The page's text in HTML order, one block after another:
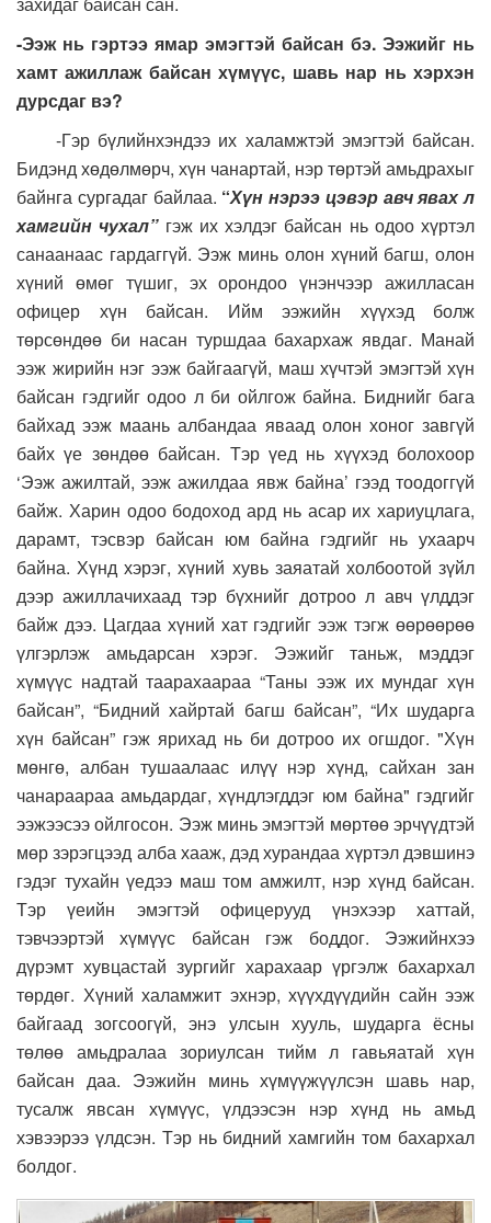
-Ээж нь гэртээ ямар эмэгтэй байсан бэ. Ээжийг нь
хамт ажиллаж байсан хүмүүс, шавь нар нь хэрхэн
дурсдаг вэ?
-Гэр бүлийнхэндээ их халамжтэй эмэгтэй байсан.
Бидэнд хөдөлмөрч, хүн чанартай, нэр төртэй амьдрахыг
байнга сургадаг байлаа. “Хүн нэрээ цэвэр авч явах л
хамгийн чухал” гэж их хэлдэг байсан нь одоо хүртэл
санаанаас гардаггүй. Ээж минь олон хүний багш, олон
хүний өмөг түшиг, эх орондоо үнэнчээр ажилласан
офицер хүн байсан. Ийм ээжийн хүүхэд болж
төрсөндөө би насан туршдаа бахархаж явдаг. Манай
ээж жирийн нэг ээж байгаагүй, маш хүчтэй эмэгтэй хүн
байсан гэдгийг одоо л би ойлгож байна. Биднийг бага
байхад ээж маань албандаа яваад олон хоног завгүй
байх үе зөндөө байсан. Тэр үед нь хүүхэд болохоор
‘Ээж ажилтай, ээж ажилдаа явж байна’ гээд тоодоггүй
байж. Харин одоо бодоход ард нь асар их хариуцлага,
дарамт, тэсвэр байсан юм байна гэдгийг нь ухаарч
байна. Хүнд хэрэг, хүний хувь заяатай холбоотой зүйл
дээр ажиллачихаад тэр бүхнийг дотроо л авч үлддэг
байж дээ. Цагдаа хүний хат гэдгийг ээж тэгж өөрөөрөө
үлгэрлэж амьдарсан хэрэг. Ээжийг таньж, мэддэг
хүмүүс надтай таарахаараа “Таны ээж их мундаг хүн
байсан”, “Бидний хайртай багш байсан”, “Их шударга
хүн байсан” гэж ярихад нь би дотроо их огшдог. "Хүн
мөнгө, албан тушаалаас илүү нэр хүнд, сайхан зан
чанараараа амьдардаг, хүндлэгддэг юм байна" гэдгийг
ээжээсээ ойлгосон. Ээж минь эмэгтэй мөртөө эрчүүдтэй
мөр зэрэгцээд алба хааж, дэд хурандаа хүртэл дэвшинэ
гэдэг тухайн үедээ маш том амжилт, нэр хүнд байсан.
Тэр үеийн эмэгтэй офицерууд үнэхээр хаттай,
тэвчээртэй хүмүүс байсан гэж боддог. Ээжийнхээ
дүрэмт хувцастай зургийг харахаар үргэлж бахархал
төрдөг. Хүний халамжит эхнэр, хүүхдүүдийн сайн ээж
байгаад зогсоогүй, энэ улсын хууль, шударга ёсны
төлөө амьдралаа зориулсан тийм л гавьяатай хүн
байсан даа. Ээжийн минь хүмүүжүүлсэн шавь нар,
тусалж явсан хүмүүс, үлдээсэн нэр хүнд нь амьд
хэвээрээ үлдсэн. Тэр нь бидний хамгийн том бахархал
болдог.